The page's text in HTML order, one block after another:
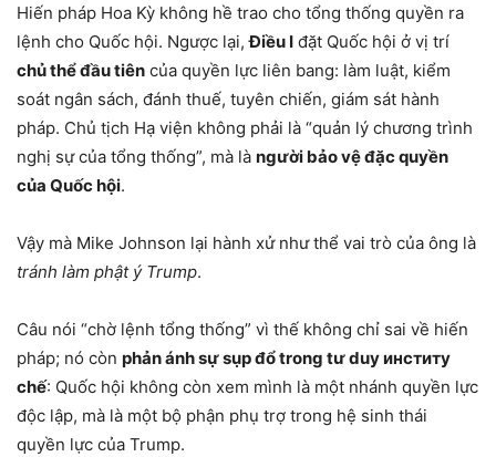
Hiến pháp Hoa Kỳ không hề trao cho tổng thống quyền ra
lệnh cho Quốc hội. Ngược lại,Điều I đặt Quốc hội ở vị trí
chủ thể đầu tiên của quyền lực liên bang: làm luật, kiểm
soát ngân sách, đánh thuế, tuyên chiến, giám sát hành
pháp. Chủ tịch Hạ viện không phải là “quản lý chương trình
nghị sự của tổng thống”, mà là người bảo vệ đặc quyền
của Quốc hội.
Vậy mà Mike Johnson lại hành xử như thể vai trò của ông là
tránh làm phật ý Trump.
Câu nói “chờ lệnh tổng thống” vì thế không chỉ sai về hiến
pháp; nó còn phản ánh sự sụp đổ trong tư duy институ
chế: Quốc hội không còn xem mình là một nhánh quyền lực
độc lập, mà là một bộ phận phụ trợ trong hệ sinh thái
quyền lực của Trump.